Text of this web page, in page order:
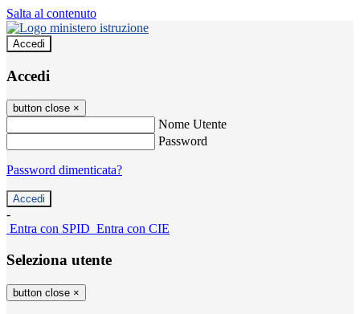
Salta al contenuto
Accedi
Accedi
button close ×
Nome Utente
Password
Password dimenticata?
-
Entra con SPID Entra con CIE
Seleziona utente
button close ×